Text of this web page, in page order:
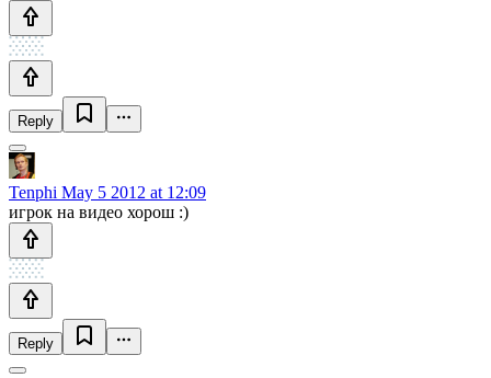
Reply
Tenphi May 5 2012 at 12:09
игрок на видео хорош :)
Reply